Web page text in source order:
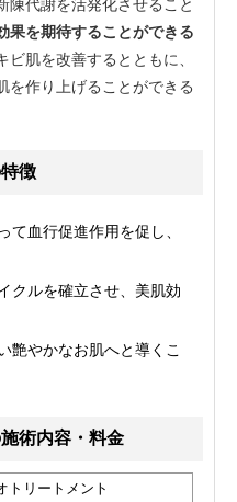
陳代謝を活発化させること
果を期待することができる
肌を改善するとともに、
を作り上げることができる
徴
て血行促進作用を促し、
クルを確立させ、美肌効
艶やかなお肌へと導くこ
術内容・料金
トリートメント